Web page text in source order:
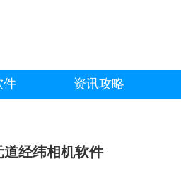
件 资讯攻略
道经纬相机软件